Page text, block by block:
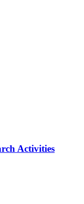
Activities